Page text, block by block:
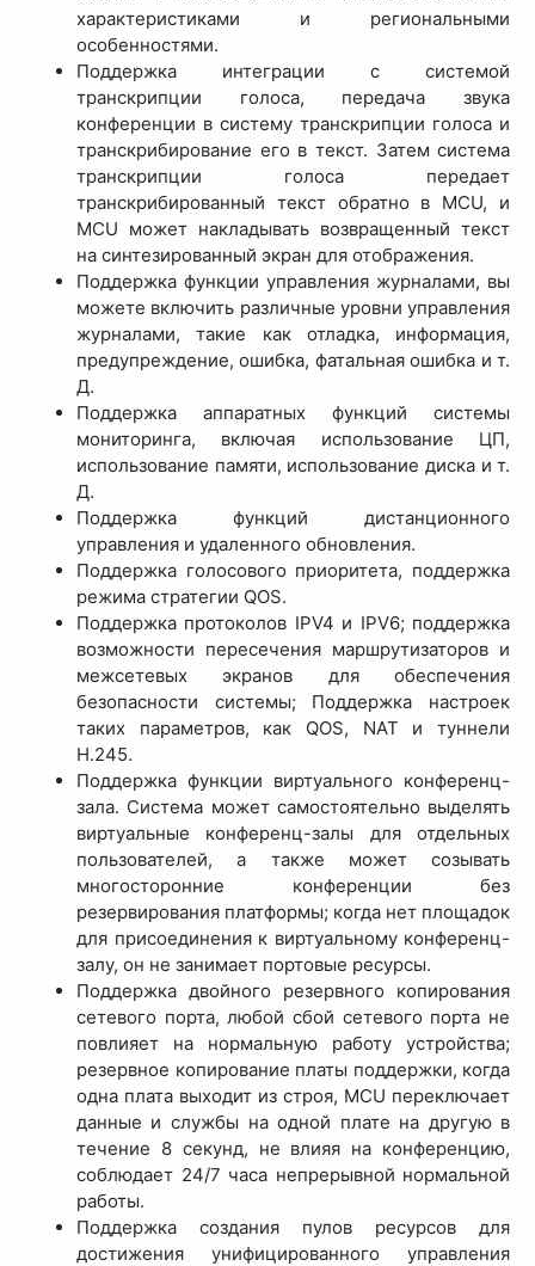
характеристиками и региональными
особенностями.
Поддержка интеграции с системой
транскрипции голоса, передача звука
конференции в систему транскрипции голоса и
транскрибирование его в текст. Затем система
транскрипции голоса передает
транскрибированный текст обратно в MCU, и
MCU может накладывать возвращенный текст
на синтезированный экран для отображения.
Поддержка функции управления журналами, вы
можете включить различные уровни управления
журналами, такие как отладка, информация,
предупреждение, ошибка, фатальная ошибка и т.
Д.
Поддержка аппаратных функций системы
мониторинга, включая использование ЦП,
использование памяти, использование диска и т.
Д.
Поддержка функций дистанционного
управления и удаленного обновления.
Поддержка голосового приоритета, поддержка
режима стратегии QOS.
Поддержка протоколов IPV4 и IPV6; поддержка
возможности пересечения маршрутизаторов и
межсетевых экранов для обеспечения
безопасности системы; Поддержка настроек
таких параметров, как QOS, NAT и туннели
H.245.
Поддержка функции виртуального конференц-
зала. Система может самостоятельно выделять
виртуальные конференц-залы для отдельных
пользователей, а также может созывать
многосторонние конференции без
резервирования платформы; когда нет площадок
для присоединения к виртуальному конференц-
залу, он не занимает портовые ресурсы.
Поддержка двойного резервного копирования
сетевого порта, любой сбой сетевого порта не
повлияет на нормальную работу устройства;
резервное копирование платы поддержки, когда
одна плата выходит из строя, MCU переключает
данные и службы на одной плате на другую в
течение 8 секунд, не влияя на конференцию,
соблюдает 24/7 часа непрерывной нормальной
работы.
Поддержка создания пулов ресурсов для
достижения унифицированного управления